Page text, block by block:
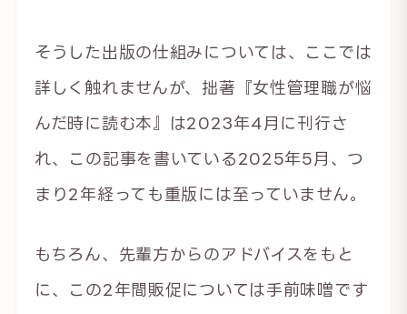
そうした出版の仕組みについては、ここでは
詳しく触れませんが、拙著『女性管理職が悩
んだ時に読む本』は2023年4月に刊行さ
れ、この記事を書いている2025年5月、つ
まり2年経っても重版には至っていません。
もちろん、先輩方からのアドバイスをもと
に、この2年間販促については手前味噌です